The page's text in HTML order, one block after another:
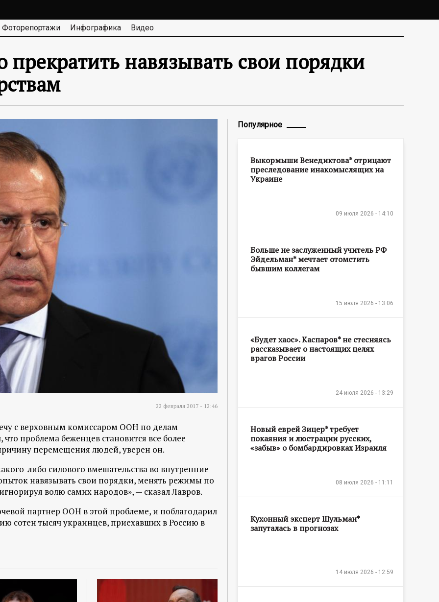
Фоторепортажи Инфографика Видео
навязывать свои порядки
22 февраля 2017 - 12:46
с верховным комиссаром ООН по делам
проблема беженцев становится все более
перемещения людей, уверен он.
либо силового вмешательства во внутренние
навязывать свои порядки, менять режимы по
волю самих народов», — сказал Лавров.
партнер ООН в этой проблеме, и поблагодарил
сотен тысяч украинцев, приехавших в Россию в
Популярное
Выкормыши Венедиктова* отрицают
преследование инакомыслящих на
Украине
09 июля 2026 - 14:10
Больше не заслуженный учитель РФ
Эйдельман* мечтает отомстить
бывшим коллегам
15 июля 2026 - 13:06
«Будет хаос». Каспаров* не стесняясь
рассказывает о настоящих целях
врагов России
24 июля 2026 - 13:29
Новый еврей Зицер* требует
покаяния и люстрации русских,
«забыв» о бомбардировках Израиля
08 июля 2026 - 11:11
Кухонный эксперт Шульман*
запуталась в прогнозах
14 июля 2026 - 12:59